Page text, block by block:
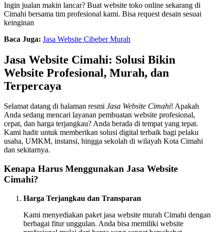
Ingin jualan makin lancar? Buat website toko online sekarang di
Cimahi bersama tim profesional kami. Bisa request desain sesuai
keinginan
Baca Juga: Jasa Website Cibeber Murah
Jasa Website Cimahi: Solusi Bikin
Website Profesional, Murah, dan
Terpercaya
Selamat datang di halaman resmi Jasa Website Cimahi! Apakah
Anda sedang mencari layanan pembuatan website profesional,
cepat, dan harga terjangkau? Anda berada di tempat yang tepat.
Kami hadir untuk memberikan solusi digital terbaik bagi pelaku
usaha, UMKM, instansi, hingga sekolah di wilayah Kota Cimahi
dan sekitarnya.
Kenapa Harus Menggunakan Jasa Website
Cimahi?
Harga Terjangkau dan Transparan
Kami menyediakan paket jasa website murah Cimahi dengan
berbagai fitur unggulan. Anda bisa memiliki website